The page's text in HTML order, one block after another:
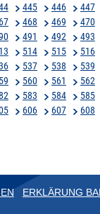
445 446 447
468 469 470
491 492 493
514 515 516
537 538 539
560 561 562
583 584 585
606 607 608
ERKLÄRUNG